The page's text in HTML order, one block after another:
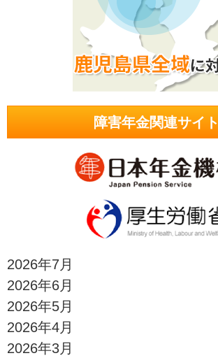
障害年金関連サイト
2026年7月
2026年6月
2026年5月
2026年4月
2026年3月